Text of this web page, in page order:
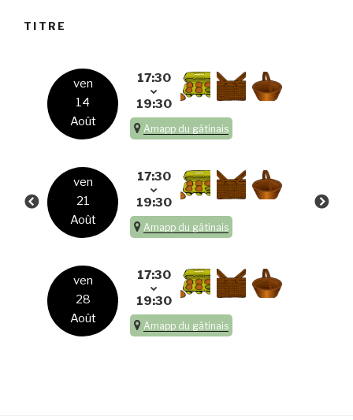
TITRE
ven
14
Août
17:30
19:30
Amapp du gâtinais
ven
21
Août
17:30
19:30
Amapp du gâtinais
ven
28
Août
17:30
19:30
Amapp du gâtinais